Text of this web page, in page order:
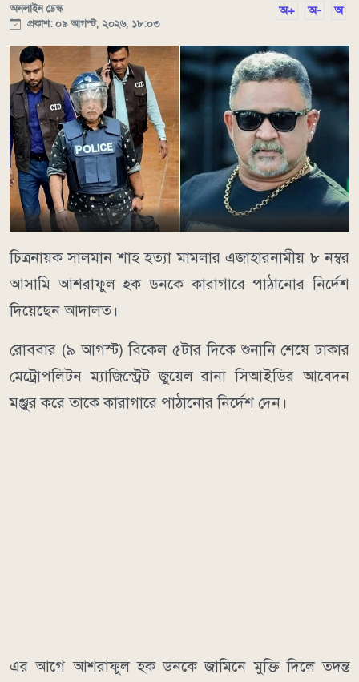
অনলাইন ডেস্ক
প্রকাশ: ০৯ আগস্ট, ২০২৬, ১৮:০৩
অ+ অ- অ
চিত্রনায়ক সালমান শাহ হত্যা মামলার এজাহারনামীয় ৮ নম্বর
আসামি আশরাফুল হক ডনকে কারাগারে পাঠানোর নির্দেশ
দিয়েছেন আদালত।
রোববার (৯ আগস্ট) বিকেল ৫টার দিকে শুনানি শেষে ঢাকার
মেট্রোপলিটন ম্যাজিস্ট্রেট জুয়েল রানা সিআইডির আবেদন
মঞ্জুর করে তাকে কারাগারে পাঠানোর নির্দেশ দেন।
এর আগে আশরাফুল হক ডনকে জামিনে মুক্তি দিলে তদন্ত